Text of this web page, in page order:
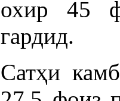
охир 45
гардид.
Сатҳи